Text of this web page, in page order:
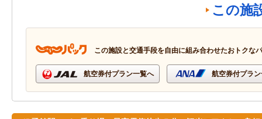
この施
この施設と交通手段を自由に組み合わせたおトクな
航空券付プラン一覧へ 航空券付プラ